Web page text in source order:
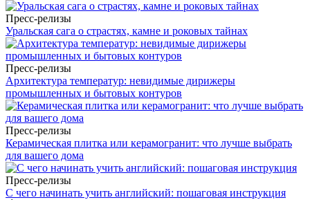
Пресс-релизы
Уральская сага о страстях, камне и роковых тайнах
Пресс-релизы
Архитектура температур: невидимые дирижеры
промышленных и бытовых контуров
Пресс-релизы
Керамическая плитка или керамогранит: что лучше выбрать
для вашего дома
Пресс-релизы
С чего начинать учить английский: пошаговая инструкция